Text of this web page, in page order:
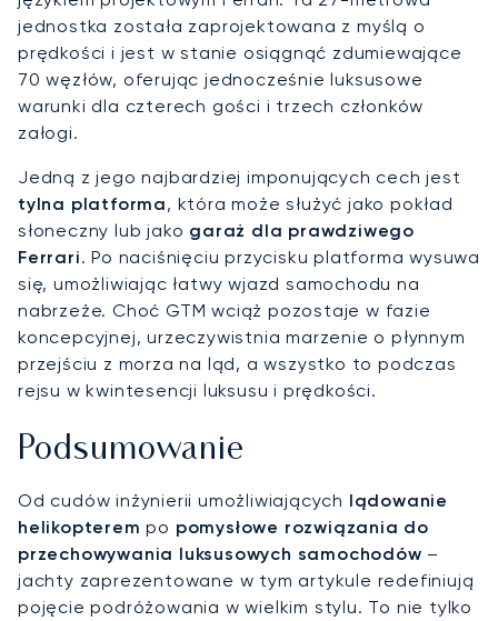
jednostka została zaprojektowana z myślą o
prędkości i jest w stanie osiągnąć zdumiewające
70 węzłów, oferując jednocześnie luksusowe
warunki dla czterech gości i trzech członków
załogi.
Jedną z jego najbardziej imponujących cech jest
tylna platforma, która może służyć jako pokład
słoneczny lub jako garaż dla prawdziwego
Ferrari. Po naciśnięciu przycisku platforma wysuwa
się, umożliwiając łatwy wjazd samochodu na
nabrzeże. Choć GTM wciąż pozostaje w fazie
koncepcyjnej, urzeczywistnia marzenie o płynnym
przejściu z morza na ląd, a wszystko to podczas
rejsu w kwintesencji luksusu i prędkości.
Podsumowanie
Od cudów inżynierii umożliwiających lądowanie
helikopterem po pomysłowe rozwiązania do
przechowywania luksusowych samochodów –
jachty zaprezentowane w tym artykule redefiniują
pojęcie podróżowania w wielkim stylu. To nie tylko